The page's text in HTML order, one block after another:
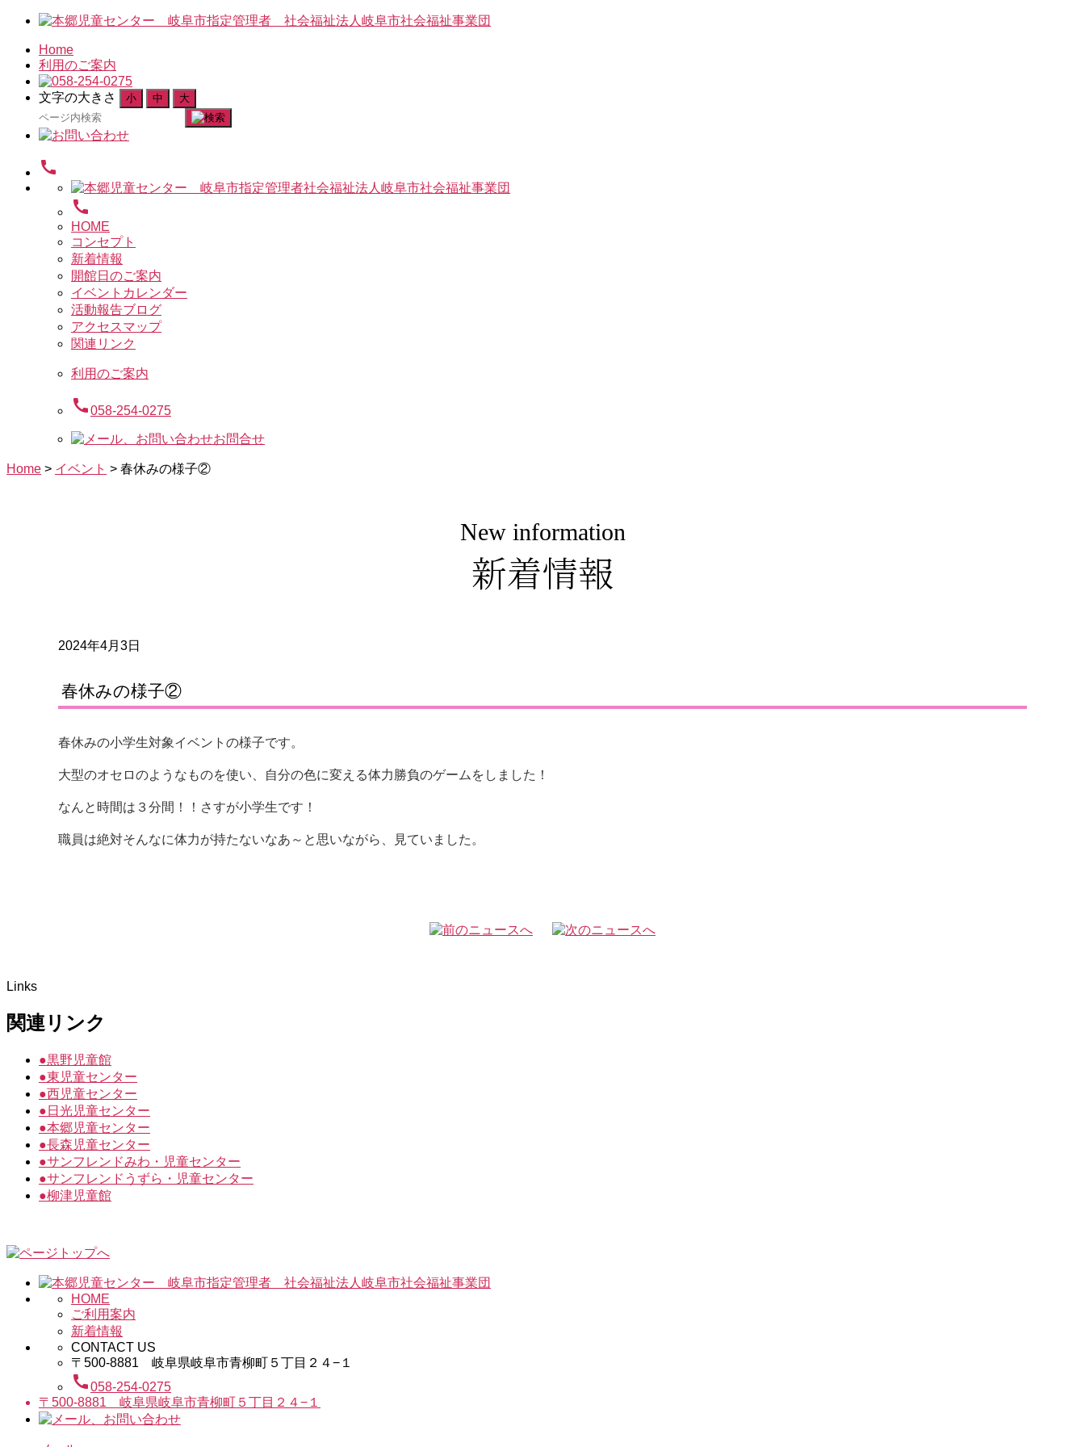
Home
利用のご案内
文字の大きさ 小 中 大
検
索
象:
call
call
HOME
コンセプト
新着情報
開館日のご案内
イベントカレンダー
活動報告ブログ
アクセスマップ
関連リンク
利用のご案内
call058-254-0275
お問合せ
Home > イベント > 春休みの様子②
New information
新着情報
2024年4月3日
春休みの様子②
春休みの小学生対象イベントの様子です。
大型のオセロのようなものを使い、自分の色に変える体力勝負のゲームをしました！
なんと時間は３分間！！さすが小学生です！
職員は絶対そんなに体力が持たないなあ～と思いながら、見ていました。
Links
関連リンク
●黒野児童館
●東児童センター
●西児童センター
● 日光児童センター
●本郷児童センター
●長森児童センター
●サンフレンドみわ・児童センター
●サンフレンドうずら・児童センター
●柳津児童館
HOME
ご利用案内
新着情報
CONTACT US
〒500-8881 岐阜県岐阜市青柳町５丁目２４−１
call058-254-0275
〒500-8881 岐阜県岐阜市青柳町５丁目２４−１